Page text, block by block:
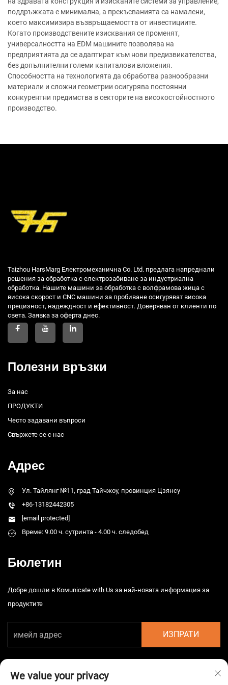
поддръжката е минимална, а прекъсванията са намалени,
което максимизира възвръщаемостта от инвестициите.
Когато производствените изисквания се променят,
универсалността на EDM машините позволява на
предприятията да се адаптират към нови предизвикателства,
без допълнителни големи капиталови вложения.
Способността на технологията да обработва разнообразни
материали и сложни геометрии осигурява постоянни
конкурентни предимства в секторите на високостойностното
производство.
Taizhou HarsMarg Електромеханична Co. Ltd. предлага напреднали
решения за обработка с електрозабиване за индустриална
обработка. Нашите машини за обработка с волфрамова жица с
висока скорост и CNC машини за пробиване осигуряват висока
прецизност, надеждност и ефективност. Доверяван от клиенти по
света. Заявка за оферта днес.
Полезни връзки
За нас
ПРОДУКТИ
Често задавани въпроси
Свържете се с нас
Адрес
Ул. Тайлянг №11, град Тайчжоу, провинция Цзянсу
+86-13182442305
[email protected]
Време: 9.00 ч. сутринта - 4.00 ч. следобед
Бюлетин
Добре дошли в Комunicate with Us за най-новата информация за
продуктите
ИЗПРАТИ
We value your privacy